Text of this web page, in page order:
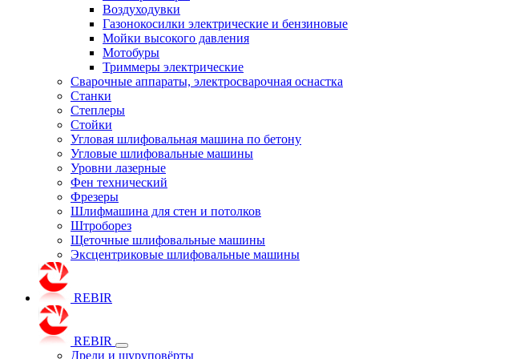
Воздуходувки
Газонокосилки электрические и бензиновые
Мойки высокого давления
Мотобуры
Триммеры электрические
Сварочные аппараты, электросварочная оснастка
Станки
Степлеры
Стойки
Угловая шлифовальная машина по бетону
Угловые шлифовальные машины
Уровни лазерные
Фен технический
Фрезеры
Шлифмашина для стен и потолков
Штроборез
Щеточные шлифовальные машины
Эксцентриковые шлифовальные машины
REBIR
REBIR
Дрели и шуруповёрты